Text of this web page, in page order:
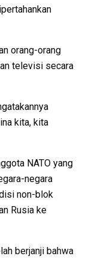
orang-orang
televisi secara
kita, kita
NATO yang
negara
non-blok
Rusia ke
berjanji bahwa